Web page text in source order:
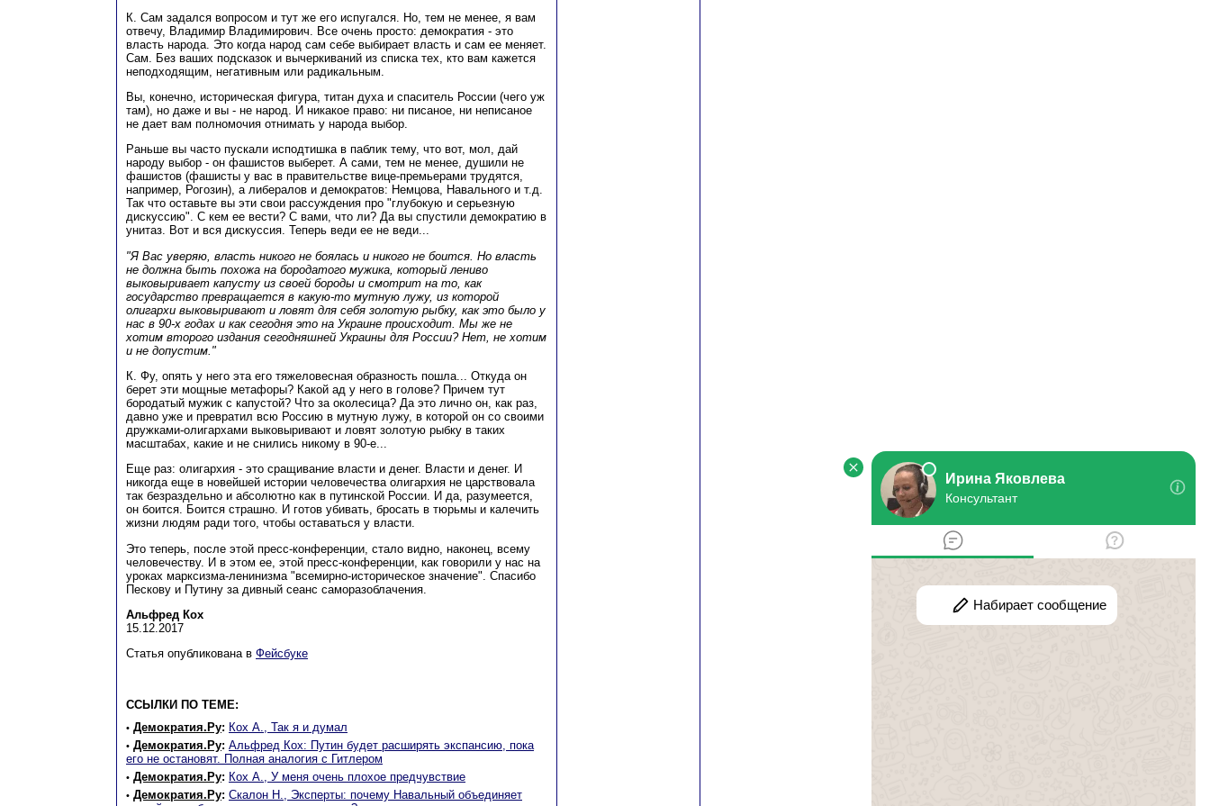
К. Сам задался вопросом и тут же его испугался. Но, тем не менее, я вам
отвечу, Владимир Владимирович. Все очень просто: демократия - это
власть народа. Это когда народ сам себе выбирает власть и сам ее меняет.
Сам. Без ваших подсказок и вычеркиваний из списка тех, кто вам кажется
неподходящим, негативным или радикальным.
Вы, конечно, историческая фигура, титан духа и спаситель России (чего уж
там), но даже и вы - не народ. И никакое право: ни писаное, ни неписаное
не дает вам полномочия отнимать у народа выбор.
Раньше вы часто пускали исподтишка в паблик тему, что вот, мол, дай
народу выбор - он фашистов выберет. А сами, тем не менее, душили не
фашистов (фашисты у вас в правительстве вице-премьерами трудятся,
например, Рогозин), а либералов и демократов: Немцова, Навального и т.д.
Так что оставьте вы эти свои рассуждения про "глубокую и серьезную
дискуссию". С кем ее вести? С вами, что ли? Да вы спустили демократию в
унитаз. Вот и вся дискуссия. Теперь веди ее не веди...
"Я Вас уверяю, власть никого не боялась и никого не боится. Но власть
не должна быть похожа на бородатого мужика, который лениво
выковыривает капусту из своей бороды и смотрит на то, как
государство превращается в какую-то мутную лужу, из которой
олигархи выковыривают и ловят для себя золотую рыбку, как это было у
нас в 90-х годах и как сегодня это на Украине происходит. Мы же не
хотим второго издания сегодняшней Украины для России? Нет, не хотим
и не допустим."
К. Фу, опять у него эта его тяжеловесная образность пошла... Откуда он
берет эти мощные метафоры? Какой ад у него в голове? Причем тут
бородатый мужик с капустой? Что за околесица? Да это лично он, как раз,
давно уже и превратил всю Россию в мутную лужу, в которой он со своими
дружками-олигархами выковыривают и ловят золотую рыбку в таких
масштабах, какие и не снились никому в 90-е...
Еще раз: олигархия - это сращивание власти и денег. Власти и денег. И
никогда еще в новейшей истории человечества олигархия не царствовала
так безраздельно и абсолютно как в путинской России. И да, разумеется,
он боится. Боится страшно. И готов убивать, бросать в тюрьмы и калечить
жизни людям ради того, чтобы оставаться у власти.
Это теперь, после этой пресс-конференции, стало видно, наконец, всему
человечеству. И в этом ее, этой пресс-конференции, как говорили у нас на
уроках марксизма-ленинизма "всемирно-историческое значение". Спасибо
Пескову и Путину за дивный сеанс саморазоблачения.
Альфред Кох
15.12.2017
Статья опубликована в Фейсбуке
ССЫЛКИ ПО ТЕМЕ:
• Демократия.Ру: Кох А., Так я и думал
• Демократия.Ру: Альфред Кох: Путин будет расширять экспансию, пока
его не остановят. Полная аналогия с Гитлером
• Демократия.Ру: Кох А., У меня очень плохое предчувствие
• Демократия.Ру: Скалон Н., Эксперты: почему Навальный объединяет